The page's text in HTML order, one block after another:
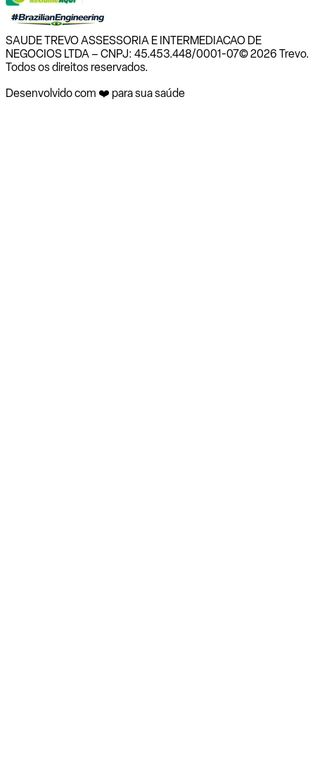
SAUDE TREVO ASSESSORIA E INTERMEDIACAO DE
NEGOCIOS LTDA – CNPJ: 45.453.448/0001-07© 2026 Trevo.
Todos os direitos reservados.
Desenvolvido com ❤️ para sua saúde